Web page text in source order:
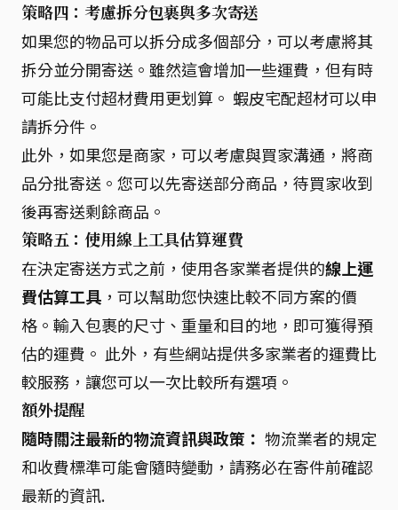
策略四：考慮拆分包裹與多次寄送
如果您的物品可以拆分成多個部分，可以考慮將其
拆分並分開寄送。雖然這會增加一些運費，但有時
可能比支付超材費用更划算。 蝦皮宅配超材可以申
請拆分件。
此外，如果您是商家，可以考慮與買家溝通，將商
品分批寄送。您可以先寄送部分商品，待買家收到
後再寄送剩餘商品。
策略五：使用線上工具估算運費
在決定寄送方式之前，使用各家業者提供的線上運
費估算工具 ，可以幫助您快速比較不同方案的價
格。輸入包裹的尺寸、重量和目的地，即可獲得預
估的運費。 此外，有些網站提供多家業者的運費比
較服務，讓您可以一次比較所有選項。
額外提醒
隨時關注最新的物流資訊與政策： 物流業者的規定
和收費標準可能會隨時變動，請務必在寄件前確認
最新的資訊.